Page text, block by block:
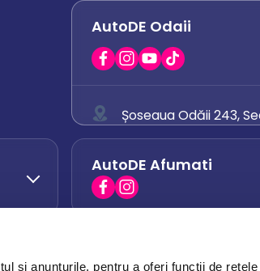
și anunțurile, pentru a oferi funcții de
AutoDE Odaii
Șoseaua Odăii 243,
0742 444 194
AutoDE Afumati